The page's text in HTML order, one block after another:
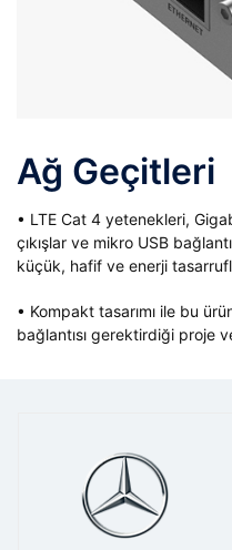
Ağ Geçitleri
• LTE Cat 4 yetenekleri,
çıkışlar ve mikro USB
küçük, hafif ve enerji
• Kompakt tasarımı ile bu
bağlantısı gerektirdiği proje